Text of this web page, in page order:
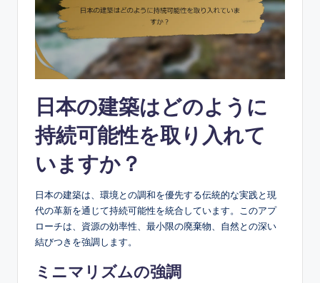
日本の建築はどのように
持続可能性を取り入れて
いますか？
日本の建築は、環境との調和を優先する伝統的な実践と現
代の革新を通じて持続可能性を統合しています。このアプ
ローチは、資源の効率性、最小限の廃棄物、自然との深い
結びつきを強調します。
ミニマリズムの強調